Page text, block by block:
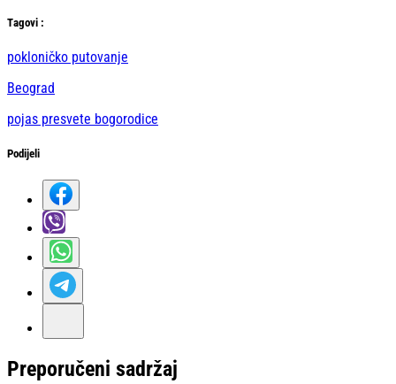
Тagovi :
pokloničko putovanje
Beograd
pojas presvete bogorodice
Podijeli
Preporučeni sadržaj